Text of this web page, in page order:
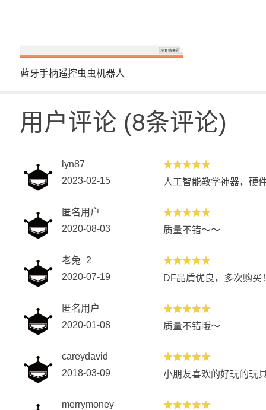
蓝牙手柄遥控虫虫机器人
用户评论 (8条评论)
lyn87
2023-02-15
人工智能教学神器，硬
匿名用户
2020-08-03
质量不错～～
老兔_2
2020-07-19
DF品貭优良，多次购买
匿名用户
2020-01-08
质量不错哦～
careydavid
2018-03-09
小朋友喜欢的好玩的玩
merrymoney